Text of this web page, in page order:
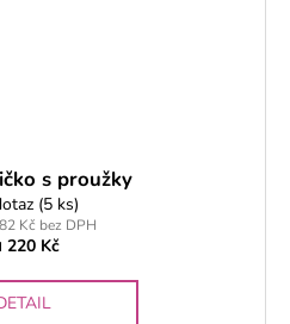
s proužky
(5 ks)
Kč bez DPH
220 Kč